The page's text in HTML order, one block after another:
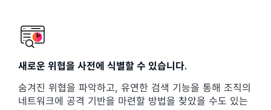
새로운 위협을 사전에 식별할 수 있습니다.
숨겨진 위협을 파악하고, 유연한 검색 기능을 통해 조직의
네트워크에 공격 기반을 마련할 방법을 찾았을 수도 있는